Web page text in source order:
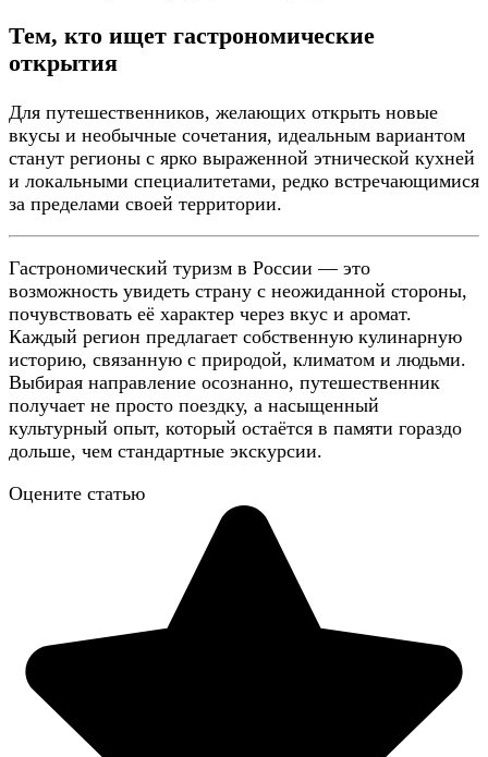
Тем, кто ищет гастрономические
открытия
Для путешественников, желающих открыть новые
вкусы и необычные сочетания, идеальным вариантом
станут регионы с ярко выраженной этнической кухней
и локальными специалитетами, редко встречающимися
за пределами своей территории.
Гастрономический туризм в России — это
возможность увидеть страну с неожиданной стороны,
почувствовать её характер через вкус и аромат.
Каждый регион предлагает собственную кулинарную
историю, связанную с природой, климатом и людьми.
Выбирая направление осознанно, путешественник
получает не просто поездку, а насыщенный
культурный опыт, который остаётся в памяти гораздо
дольше, чем стандартные экскурсии.
Оцените статью